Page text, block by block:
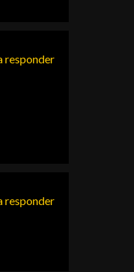
responder
responder